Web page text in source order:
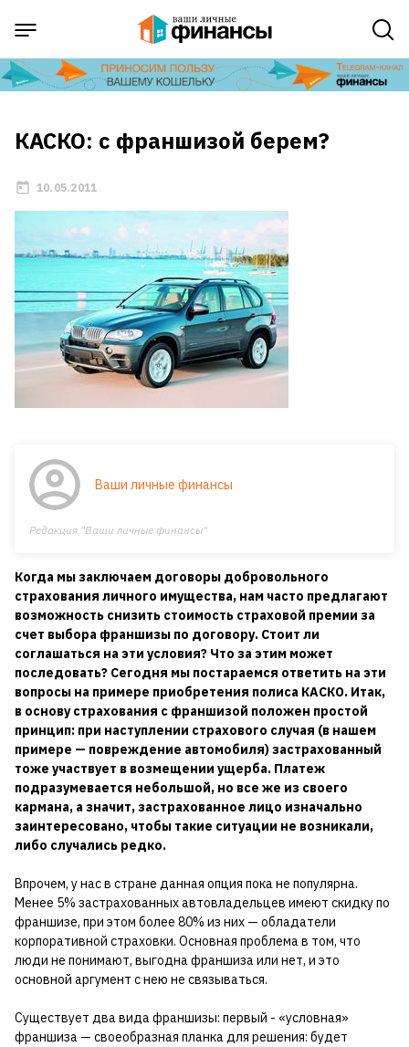
КАСКО: с франшизой берем?
10.05.2011
Ваши личные финансы
Редакция "Ваши личные финансы"
Когда мы заключаем договоры добровольного
страхования личного имущества, нам часто предлагают
возможность снизить стоимость страховой премии за
счет выбора франшизы по договору. Стоит ли
соглашаться на эти условия? Что за этим может
последовать? Сегодня мы постараемся ответить на эти
вопросы на примере приобретения полиса КАСКО. Итак,
в основу страхования с франшизой положен простой
принцип: при наступлении страхового случая (в нашем
примере — повреждение автомобиля) застрахованный
тоже участвует в возмещении ущерба. Платеж
подразумевается небольшой, но все же из своего
кармана, а значит, застрахованное лицо изначально
заинтересовано, чтобы такие ситуации не возникали,
либо случались редко.
Впрочем, у нас в стране данная опция пока не популярна.
Менее 5% застрахованных автовладельцев имеют скидку по
франшизе, при этом более 80% из них — обладатели
корпоративной страховки. Основная проблема в том, что
люди не понимают, выгодна франшиза или нет, и это
основной аргумент с нею не связываться.
Существует два вида франшизы: первый - «условная»
франшиза — своеобразная планка для решения: будет